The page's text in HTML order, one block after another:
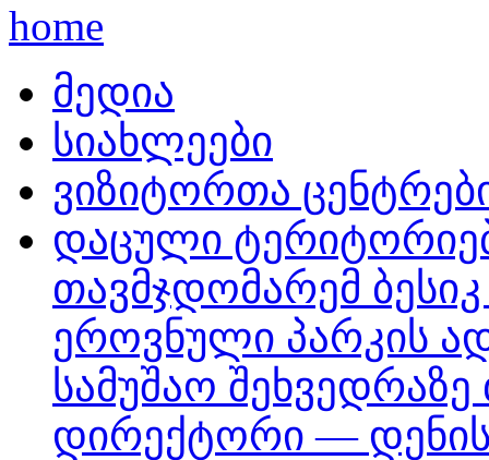
home
მედია
სიახლეები
ვიზიტორთა
დაცული
თავმჯდომარემ
ეროვნული პარკის
სამუშაო
დირექტორი — დენის